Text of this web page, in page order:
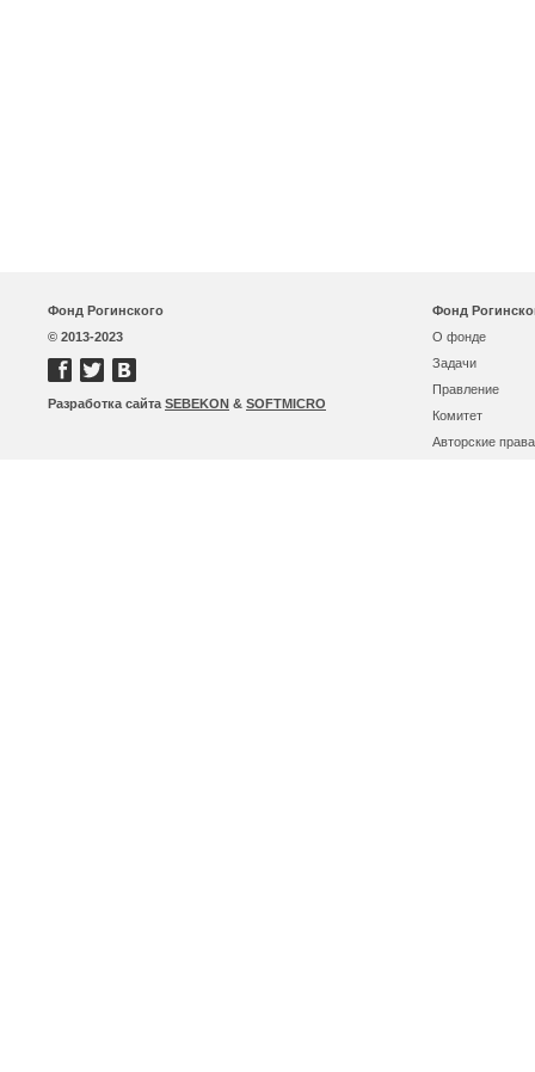
Фонд Рогинского
© 2013-2023
Разработка сайта SEBEKON & SOFTMICRO
Фонд
О фонде
Задачи
Правление
Комитет
Авторские права